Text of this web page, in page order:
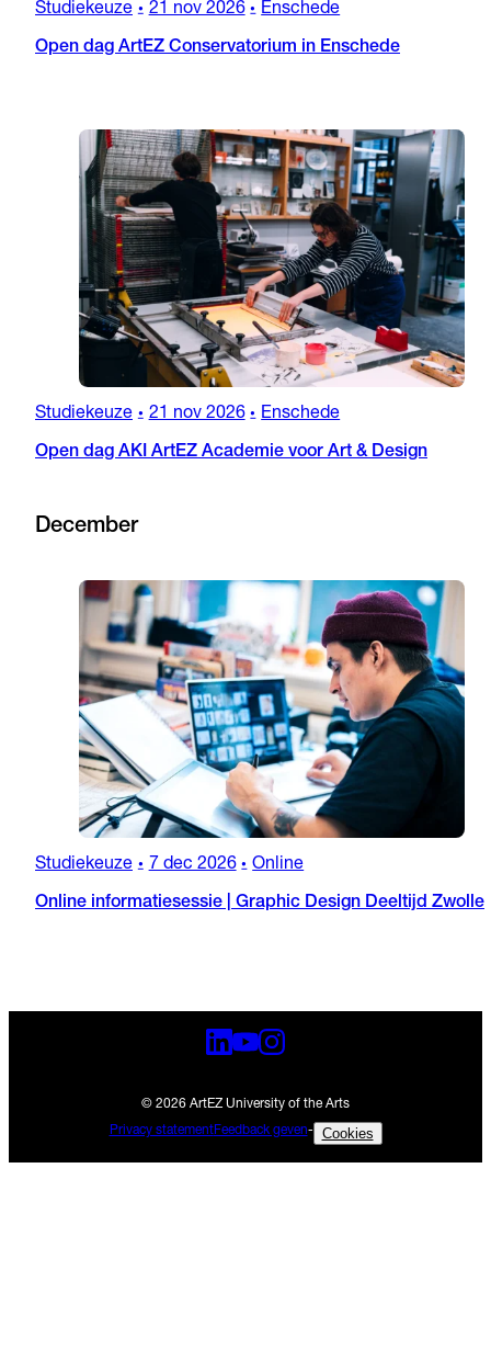
Studiekeuze • 21 nov 2026 • Enschede
Open dag ArtEZ Conservatorium in Enschede
Studiekeuze • 21 nov 2026 • Enschede
Open dag AKI ArtEZ Academie voor Art & Design
December
Studiekeuze • 7 dec 2026 • Online
Online informatiesessie | Graphic Design Deeltijd Zwolle
© 2026 ArtEZ University of the Arts
Privacy statementFeedback geven- Cookies